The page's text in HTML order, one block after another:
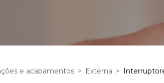
e acabamentos > Externa >